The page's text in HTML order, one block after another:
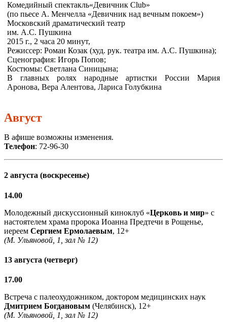
Комедийный спектакль«Девичник Club»
(по пьесе А. Менчелла «Девичник над вечным покоем»)
Московский драматический театр
им. А.С. Пушкина
2015 г., 2 часа 20 минут,
Режиссер: Роман Козак (худ. рук. театра им. А.С. Пушкина);
Сценография: Игорь Попов;
Костюмы: Светлана Синицына;
В главных ролях народные артистки России Мария
Аронова, Вера Алентова, Лариса Голубкина
Август
В афише возможны изменения.
Телефон: 72-96-30
2 августа (воскресенье)
14.00
Молодежный дискуссионный киноклуб «Церковь и мир» с
настоятелем храма пророка Иоанна Предтечи в Рощенье,
иереем Сергием Ермолаевым, 12+
(М. Ульяновой, 1, зал № 12)
13 августа (четверг)
17.00
Встреча с палеохудожником, доктором медицинских наук
Дмитрием Богдановым (Челябинск), 12+
(М. Ульяновой, 1, зал № 12)